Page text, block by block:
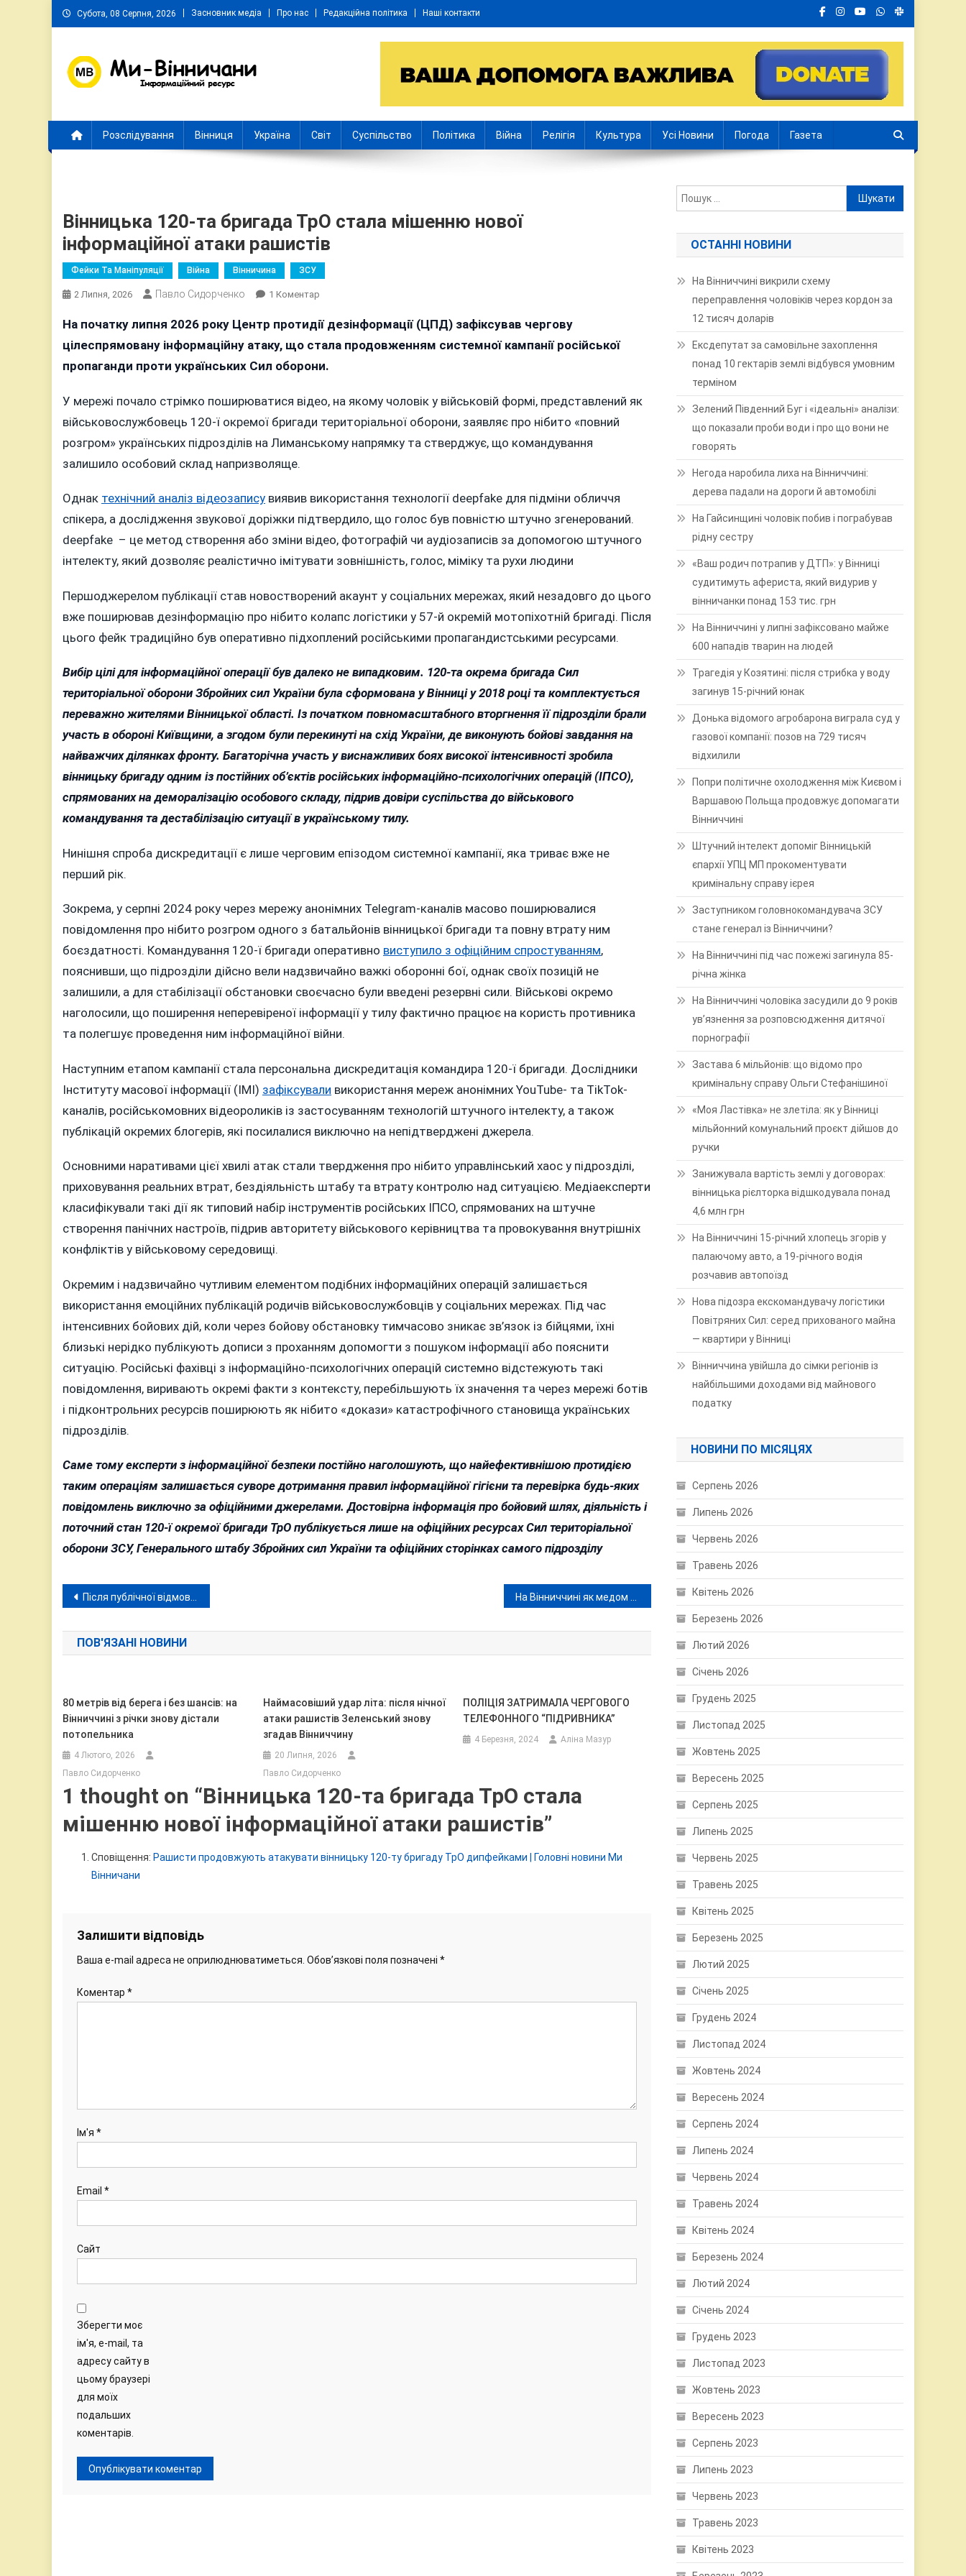
Skip
to
Субота, 08 Серпня, 2026 Засновник медіа Про нас Редакційна політика Наші контакти
Розслідування Вінниця Україна Світ Суспільство Політика Війна Релігія Культура Усі Новини Погода Газета
Вінницька 120-та бригада ТрО стала мішенню нової
інформаційної атаки рашистів
Фейки Та Маніпуляції Війна Вінничина ЗСУ
2 Липня, 2026 Павло Сидорченко 1 Коментар
120-
Та
Мішенню
Нової
Інформаційної
На початку липня 2026 року Центр протидії дезінформації (ЦПД) зафіксував чергову
цілеспрямовану інформаційну атаку, що стала продовженням системної кампанії російської
пропаганди проти українських Сил оборони.
У мережі почало стрімко поширюватися відео, на якому чоловік у військовій формі, представлений як
військовослужбовець 120-ї окремої бригади територіальної оборони, заявляє про нібито «повний
розгром» українських підрозділів на Лиманському напрямку та стверджує, що командування
залишило особовий склад напризволяще.
Однак технічний аналіз відеозапису виявив використання технології deepfake для підміни обличчя
спікера, а дослідження звукової доріжки підтвердило, що голос був повністю штучно згенерований.
deepfake – це метод створення або зміни відео, фотографій чи аудіозаписів за допомогою штучного
інтелекту, який дозволяє реалістично імітувати зовнішність, голос, міміку та рухи людини
Першоджерелом публікації став новостворений акаунт у соціальних мережах, який незадовго до цього
вже поширював дезінформацію про нібито колапс логістики у 57-й окремій мотопіхотній бригаді. Після
цього фейк традиційно був оперативно підхоплений російськими пропагандистськими ресурсами.
Вибір цілі для інформаційної операції був далеко не випадковим. 120-та окрема бригада Сил
територіальної оборони Збройних сил України була сформована у Вінниці у 2018 році та комплектується
переважно жителями Вінницької області. Із початком повномасштабного вторгнення її підрозділи брали
участь в обороні Київщини, а згодом були перекинуті на схід України, де виконують бойові завдання на
найважчих ділянках фронту. Багаторічна участь у виснажливих боях високої інтенсивності зробила
вінницьку бригаду одним із постійних об’єктів російських інформаційно-психологічних операцій (ІПСО),
спрямованих на деморалізацію особового складу, підрив довіри суспільства до військового
командування та дестабілізацію ситуації в українському тилу.
Нинішня спроба дискредитації є лише черговим епізодом системної кампанії, яка триває вже не
перший рік.
Зокрема, у серпні 2024 року через мережу анонімних Telegram-каналів масово поширювалися
повідомлення про нібито розгром одного з батальйонів вінницької бригади та повну втрату ним
боєздатності. Командування 120-ї бригади оперативно виступило з офіційним спростуванням,
пояснивши, що підрозділи дійсно вели надзвичайно важкі оборонні бої, однак своїх позицій не
залишили, а для стабілізації обстановки своєчасно були введені резервні сили. Військові окремо
наголосили, що поширення неперевіреної інформації у тилу фактично працює на користь противника
та полегшує проведення ним інформаційної війни.
Наступним етапом кампанії стала персональна дискредитація командира 120-ї бригади. Дослідники
Інституту масової інформації (ІМІ) зафіксували використання мереж анонімних YouTube- та TikTok-
каналів, російськомовних відеороликів із застосуванням технологій штучного інтелекту, а також
публікацій окремих блогерів, які посилалися виключно на непідтверджені джерела.
Основними наративами цієї хвилі атак стали твердження про нібито управлінський хаос у підрозділі,
приховування реальних втрат, бездіяльність штабу та втрату контролю над ситуацією. Медіаексперти
класифікували такі дії як типовий набір інструментів російських ІПСО, спрямованих на штучне
створення панічних настроїв, підрив авторитету військового керівництва та провокування внутрішніх
конфліктів у військовому середовищі.
Окремим і надзвичайно чутливим елементом подібних інформаційних операцій залишається
використання емоційних публікацій родичів військовослужбовців у соціальних мережах. Під час
інтенсивних бойових дій, коли через бойову обстановку тимчасово зникає зв’язок із бійцями, їхні
близькі нерідко публікують дописи з проханням допомогти з пошуком інформації або пояснити
ситуацію. Російські фахівці з інформаційно-психологічних операцій системно відстежують такі
повідомлення, виривають окремі факти з контексту, перебільшують їх значення та через мережі ботів
і підконтрольних ресурсів поширюють як нібито «докази» катастрофічного становища українських
підрозділів.
Саме тому експерти з інформаційної безпеки постійно наголошують, що найефективнішою протидією
таким операціям залишається суворе дотримання правил інформаційної гігієни та перевірка будь-яких
повідомлень виключно за офіційними джерелами. Достовірна інформація про бойовий шлях, діяльність і
поточний стан 120-ї окремої бригади ТрО публікується лише на офіційних ресурсах Сил територіальної
оборони ЗСУ, Генерального штабу Збройних сил України та офіційних сторінках самого підрозділу
Навігація
записів
Після публічної відмови путіна від миру Україну накрила одна з найкривавіших атак
ПОВ'ЯЗАНІ НОВИНИ
80 метрів від берега і без шансів: на
Вінниччині з річки знову дістали
потопельника
4 Лютого, 2026
Павло Сидорченко
Наймасовіший удар літа: після нічної
атаки рашистів Зеленський знову
згадав Вінниччину
20 Липня, 2026
Павло Сидорченко
ПОЛІЦІЯ ЗАТРИМАЛА ЧЕРГОВОГО
ТЕЛЕФОННОГО “ПІДРИВНИКА”
4 Березня, 2024 Аліна Мазур
1 thought on “Вінницька 120-та бригада ТрО стала
мішенню нової інформаційної атаки рашистів”
Сповіщення: Рашисти продовжують атакувати вінницьку 120-ту бригаду ТрО дипфейками | Головні новини Ми
Вінничани
Залишити відповідь
Ваша e-mail адреса не оприлюднюватиметься. Обов’язкові поля позначені *
Коментар *
Ім'я *
Email *
Сайт
Зберегти моє
ім'я, e-mail, та
адресу сайту в
цьому браузері
для моїх
подальших
коментарів.
Пошук:
ОСТАННІ НОВИНИ
На Вінниччині викрили схему
переправлення чоловіків через кордон за
12 тисяч доларів
Ексдепутат за самовільне захоплення
понад 10 гектарів землі відбувся умовним
терміном
Зелений Південний Буг і «ідеальні» аналізи:
що показали проби води і про що вони не
говорять
Негода наробила лиха на Вінниччині:
дерева падали на дороги й автомобілі
На Гайсинщині чоловік побив і пограбував
рідну сестру
«Ваш родич потрапив у ДТП»: у Вінниці
судитимуть афериста, який видурив у
вінничанки понад 153 тис. грн
На Вінниччині у липні зафіксовано майже
600 нападів тварин на людей
Трагедія у Козятині: після стрибка у воду
загинув 15-річний юнак
Донька відомого агробарона виграла суд у
газової компанії: позов на 729 тисяч
відхилили
Попри політичне охолодження між Києвом і
Варшавою Польща продовжує допомагати
Вінниччині
Штучний інтелект допоміг Вінницькій
єпархії УПЦ МП прокоментувати
кримінальну справу ієрея
Заступником головнокомандувача ЗСУ
стане генерал із Вінниччини?
На Вінниччині під час пожежі загинула 85-
річна жінка
На Вінниччині чоловіка засудили до 9 років
ув’язнення за розповсюдження дитячої
порнографії
Застава 6 мільйонів: що відомо про
кримінальну справу Ольги Стефанішиної
«Моя Ластівка» не злетіла: як у Вінниці
мільйонний комунальний проєкт дійшов до
ручки
Занижувала вартість землі у договорах:
вінницька рієлторка відшкодувала понад
4,6 млн грн
На Вінниччині 15-річний хлопець згорів у
палаючому авто, а 19-річного водія
розчавив автопоїзд
Нова підозра екскомандувачу логістики
Повітряних Сил: серед прихованого майна
— квартири у Вінниці
Вінниччина увійшла до сімки регіонів із
найбільшими доходами від майнового
податку
НОВИНИ ПО МІСЯЦЯХ
Серпень 2026
Липень 2026
Червень 2026
Травень 2026
Квітень 2026
Березень 2026
Лютий 2026
Січень 2026
Грудень 2025
Листопад 2025
Жовтень 2025
Вересень 2025
Серпень 2025
Липень 2025
Червень 2025
Травень 2025
Квітень 2025
Березень 2025
Лютий 2025
Січень 2025
Грудень 2024
Листопад 2024
Жовтень 2024
Вересень 2024
Серпень 2024
Липень 2024
Червень 2024
Травень 2024
Квітень 2024
Березень 2024
Лютий 2024
Січень 2024
Грудень 2023
Листопад 2023
Жовтень 2023
Вересень 2023
Серпень 2023
Липень 2023
Червень 2023
Травень 2023
Квітень 2023